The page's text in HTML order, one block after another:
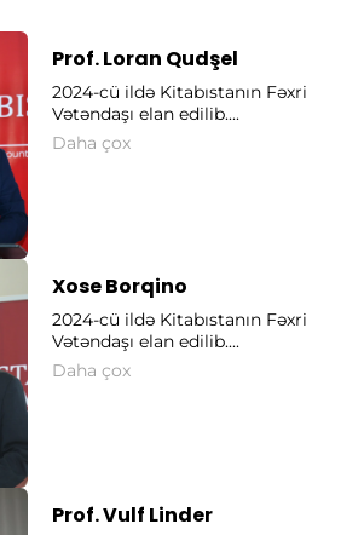
Prof. Loran Qudşel
2024-cü ildə Kitabıstanın Fəxri
Vətəndaşı elan edilib....
Daha çox
Xose Borqino
2024-cü ildə Kitabıstanın Fəxri
Vətəndaşı elan edilib....
Daha çox
Prof. Vulf Linder